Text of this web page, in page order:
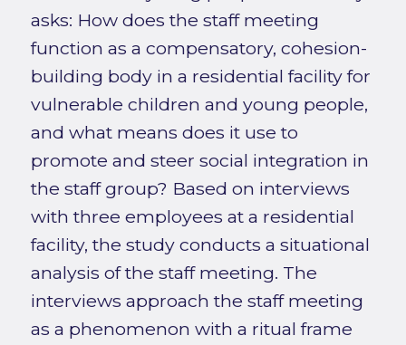
asks: How does the staff meeting
function as a compensatory, cohesion-
building body in a residential facility for
vulnerable children and young people,
and what means does it use to
promote and steer social integration in
the staff group? Based on interviews
with three employees at a residential
facility, the study conducts a situational
analysis of the staff meeting. The
interviews approach the staff meeting
as a phenomenon with a ritual frame